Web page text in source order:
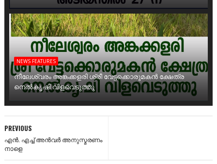
NEWS FEATURES
നീലേശ്വരം അങ്കക്കളരി ശ്രീ വേട്ടക്കൊരുമകൻ ക്ഷേത്ര
നെൽകൃഷി വിളവെടുത്തു
PREVIOUS
എൻ. എച്ച് അൻവർ അനുസ്മരണം
നാളെ